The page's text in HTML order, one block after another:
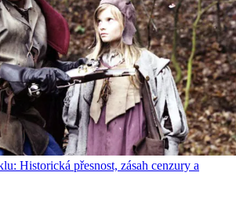
Historická přesnost, zásah cenzury a